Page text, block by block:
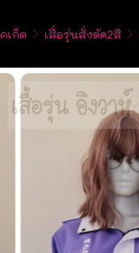
เก็ต เสื้อรุ่นสั่งตัด2สี